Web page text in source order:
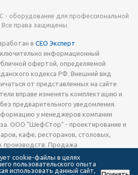
- оборудование для профессиональной
Все права защищены.
в СЕО Эксперт
информационный
офертой, определяемой
кодекса РФ. Внешний вид
от представленных на сайте
вправе изменять комплектацию и
предварительного уведомления.
у менеджеров компании
ООО "ШефСтор" - проектирование и
кафе, ресторанов, столовых,
производств. Продажа
холодильного и
запчастей, кухонной посуды
cookie-файлы в целях
пользовательского опыта
использовать данный сайт,